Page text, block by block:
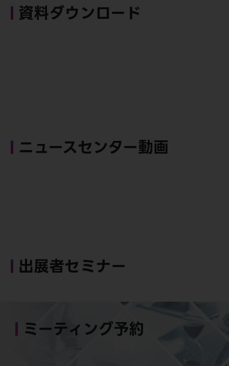
資料ダウンロード
ニュースセンター動画
出展者セミナー
ミーティング予約